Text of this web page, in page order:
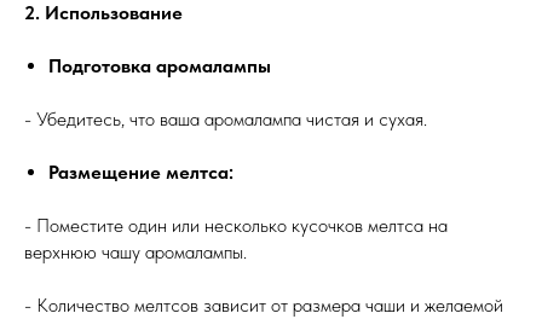
2. Использование
Подготовка аромалампы
- Убедитесь, что ваша аромалампа чистая и сухая.
Размещение мелтса:
- Поместите один или несколько кусочков мелтса на
верхнюю чашу аромалампы.
- Количество мелтсов зависит от размера чаши и желаемой